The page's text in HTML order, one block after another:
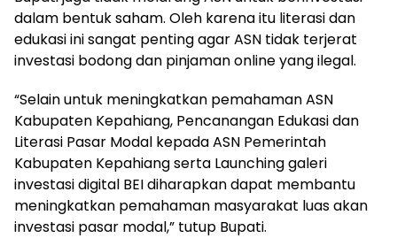
dalam bentuk saham. Oleh karena itu literasi dan
edukasi ini sangat penting agar ASN tidak terjerat
investasi bodong dan pinjaman online yang ilegal.
“Selain untuk meningkatkan pemahaman ASN
Kabupaten Kepahiang, Pencanangan Edukasi dan
Literasi Pasar Modal kepada ASN Pemerintah
Kabupaten Kepahiang serta Launching galeri
investasi digital BEI diharapkan dapat membantu
meningkatkan pemahaman masyarakat luas akan
investasi pasar modal,” tutup Bupati.